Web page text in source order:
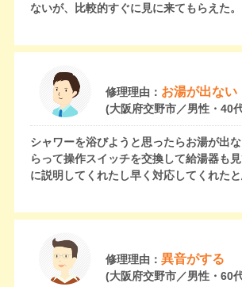
ないが、比較的すぐに見に来てもらえた。
修理理由： お湯が出ない
(大阪府交野市／男性・40
シャワーを浴びようと思ったらお湯が出
らって操作スイッチを交換して給湯器も
に説明してくれたし早く対応してくれたと
修理理由： 異音がする
(大阪府交野市／男性・60